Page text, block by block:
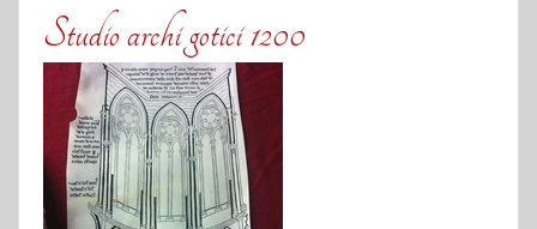
Studio archi gotici 1200